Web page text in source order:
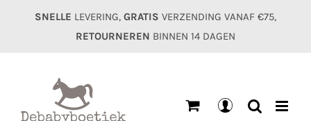
SNELLE LEVERING, GRATIS VERZENDING VANAF €75,
RETOURNEREN BINNEN 14 DAGEN